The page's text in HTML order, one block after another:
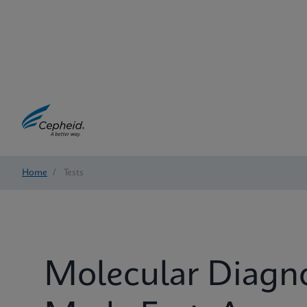
Home / Tests
Molecular